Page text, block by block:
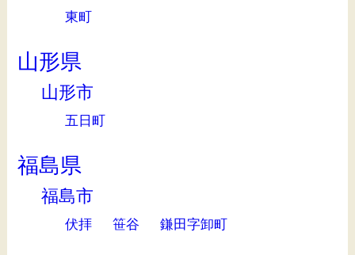
東町
山形県
山形市
五日町
福島県
福島市
伏拝 笹谷 鎌田字卸町